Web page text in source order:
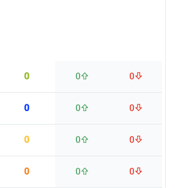
0 0 0
0 0 0
0 0 0
0 0 0